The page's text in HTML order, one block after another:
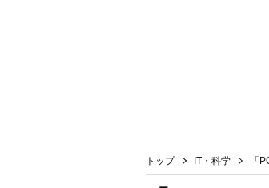
トップ IT・科学 「